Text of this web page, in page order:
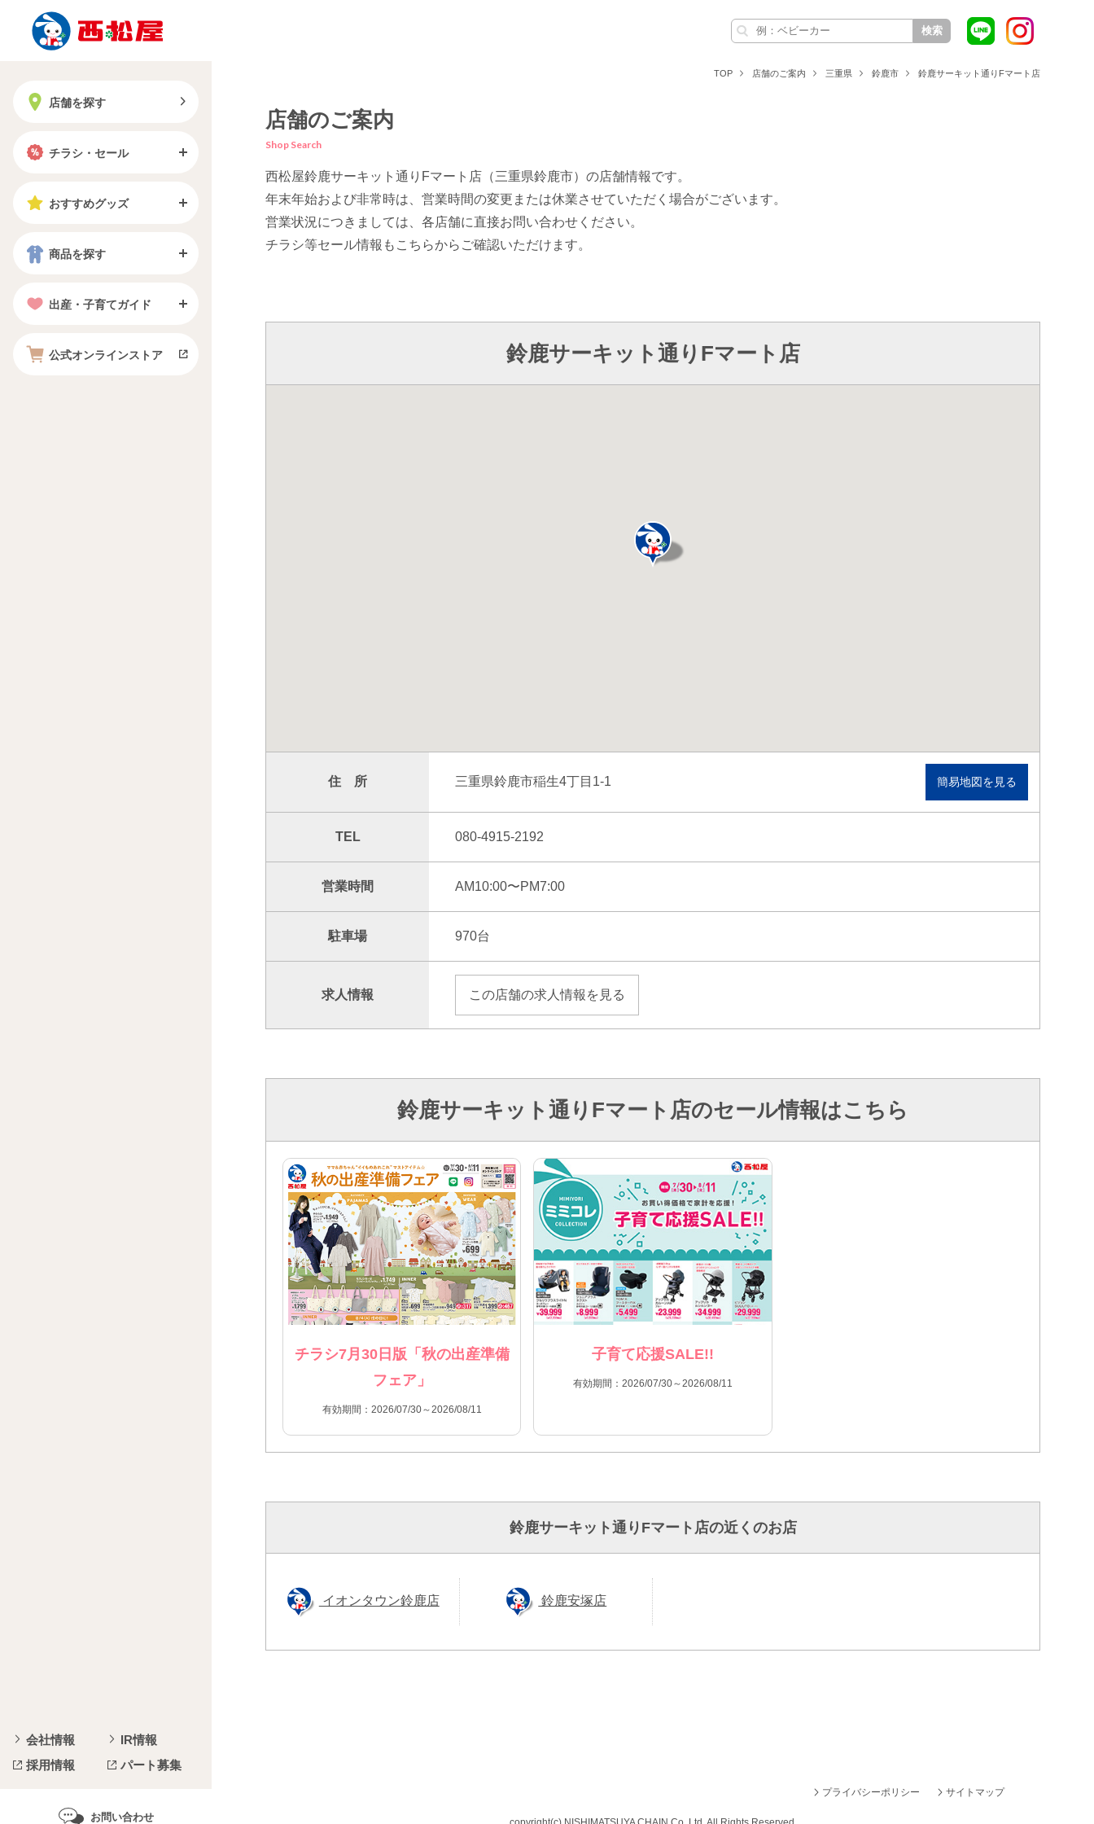
検索
店舗を探す
チラシ・セール
おすすめグッズ
商品を探す
出産・子育てガイド
公式オンラインストア
会社情報
IR情報
採用情報
パート募集
お問い合わせ
TOP 店舗のご案内 三重県 鈴鹿市 鈴鹿サーキット通りFマート店
店舗のご案内
Shop Search
西松屋鈴鹿サーキット通りFマート店（三重県鈴鹿市）の店舗情報です。
年末年始および非常時は、営業時間の変更または休業させていただく場合がございます。
営業状況につきましては、各店舗に直接お問い合わせください。
チラシ等セール情報もこちらからご確認いただけます。
鈴鹿サーキット通りFマート店
住 所 三重県鈴鹿市稲生4丁目1-1 簡易地図を見る
TEL 080-4915-2192
営業時間 AM10:00〜PM7:00
駐車場 970台
求人情報 この店舗の求人情報を見る
鈴鹿サーキット通りFマート店のセール情報はこちら
チラシ7月30日版「秋の出産準備
フェア」
有効期間：2026/07/30～2026/08/11
子育て応援SALE!!
有効期間：2026/07/30～2026/08/11
鈴鹿サーキット通りFマート店の近くのお店
イオンタウン鈴鹿店 鈴鹿安塚店
プライバシーポリシー サイトマップ